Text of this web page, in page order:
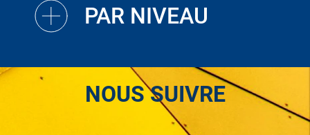
PAR NIVEAU
NOUS SUIVRE